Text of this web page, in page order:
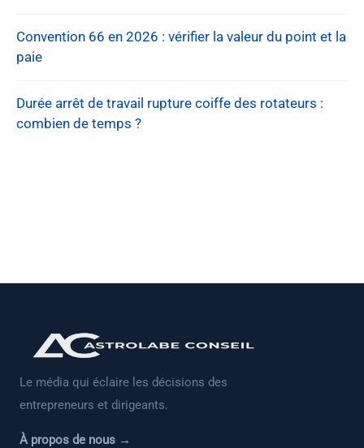
Convention 66 en 2026 : vérifier la valeur du point et la
paie
Durée arrêt de travail rupture coiffe des rotateurs :
combien de temps ?
Le média qui éclaire les décisions des
entrepreneurs et dirigeants.
À propos de nous →